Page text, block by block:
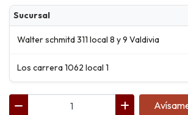
Sucursal
Walter schmitd 311 local 8 y 9 Valdivia
Los carrera 1062 local 1